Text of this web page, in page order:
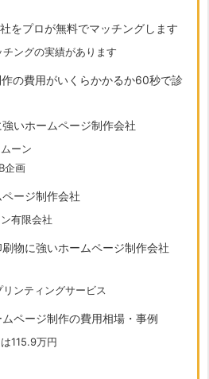
をプロが無料でマッチングします
ングの実績があります
の費用がいくらかかるか60秒で診
いホームページ制作会社
ーン
企画
ージ制作会社
有限会社
物に強いホームページ制作会社
ンティングサービス
ページ制作の費用相場・事例
115.9万円